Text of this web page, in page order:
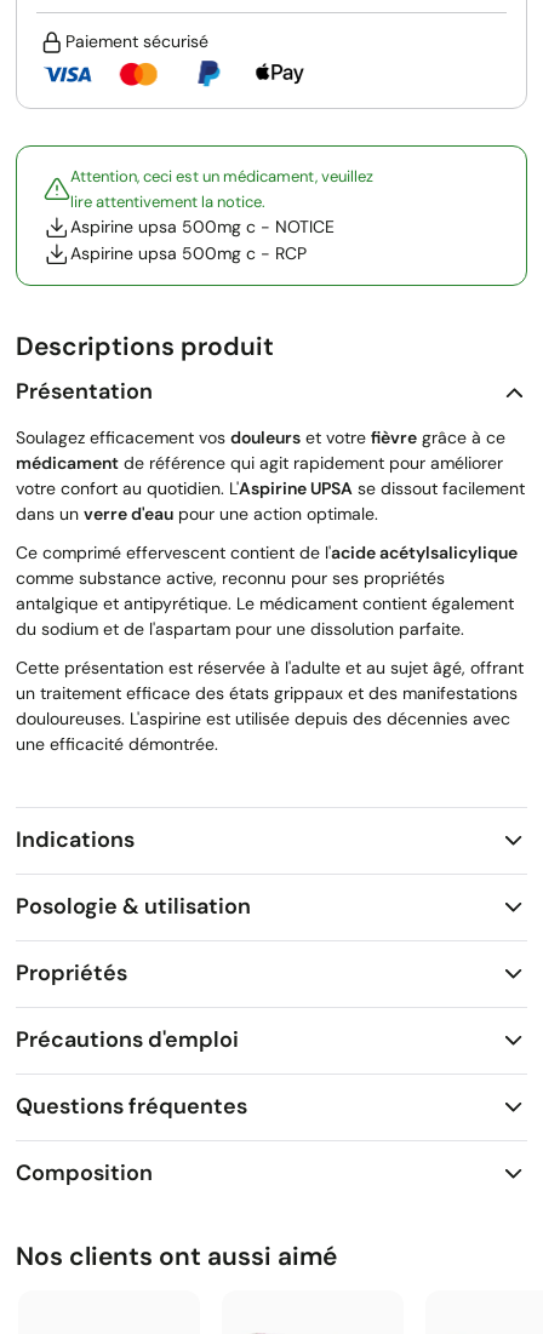
Paiement sécurisé
Attention, ceci est un médicament, veuillez
lire attentivement la notice.
Aspirine upsa 500mg c - NOTICE
Aspirine upsa 500mg c - RCP
Descriptions produit
Présentation
Soulagez efficacement vos douleurs et votre fièvre grâce à ce
médicament de référence qui agit rapidement pour améliorer
votre confort au quotidien. L'Aspirine UPSA se dissout facilement
dans un verre d'eau pour une action optimale.
Ce comprimé effervescent contient de l'acide acétylsalicylique
comme substance active, reconnu pour ses propriétés
antalgique et antipyrétique. Le médicament contient également
du sodium et de l'aspartam pour une dissolution parfaite.
Cette présentation est réservée à l'adulte et au sujet âgé, offrant
un traitement efficace des états grippaux et des manifestations
douloureuses. L'aspirine est utilisée depuis des décennies avec
une efficacité démontrée.
Indications
Posologie & utilisation
Propriétés
Précautions d'emploi
Questions fréquentes
Composition
Nos clients ont aussi aimé